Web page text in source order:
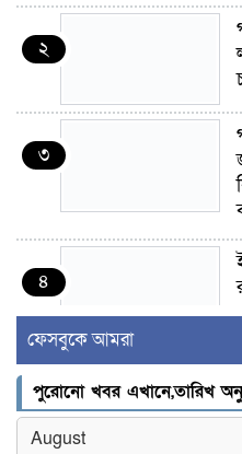
২
৩
৪
৫
ফেসবুকে আমরা
পুরোনো খবর এখানে,তারিখ